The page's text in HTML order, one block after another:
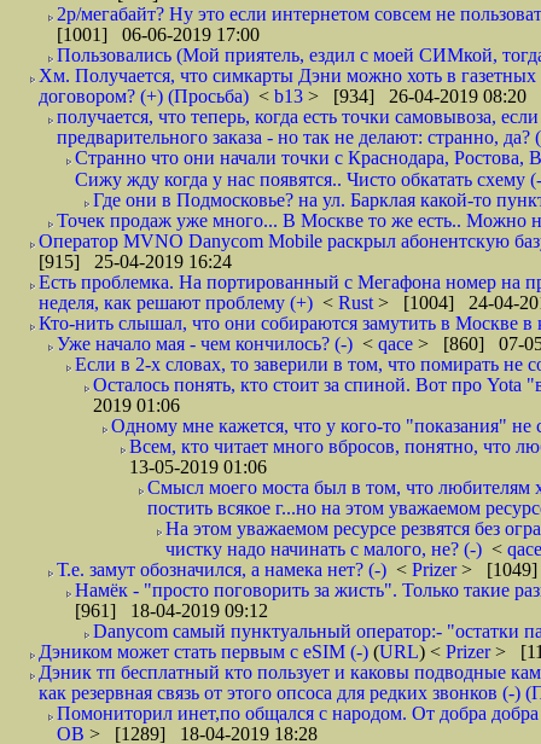
2р/мегабайт? Ну это если интернетом совсем не
[1001] 06-06-2019 17:00
Пользовались (Мой приятель, ездил с моей СИМкой,
Хм. Получается, что симкарты Дэни можно хоть в газетных
договором? (+) (Просьба) < b13 > [934] 26-04-2019 08:20
получается, что теперь, когда есть точки самовывоза,
предварительного заказа - но так не делают: странно, да?
Странно что они начали точки с Краснодара,
Сижу жду когда у нас появятся.. Чисто обкатать схему
Где они в Подмосковье? на ул. Барклая какой-то
Точек продаж уже много... В Москве то же есть.. Можно
Оператор MVNO Danycom Mobile раскрыл абонентскую
[915] 25-04-2019 16:24
Есть проблемка. На портированный с Мегафона номер на
неделя, как решают проблему (+) < Rust > [1004] 24-04-
Кто-нить слышал, что они собираются замутить в Москве в
Уже начало мая - чем кончилось? (-) < qace > [860] 07-
Если в 2-х словах, то заверили в том, что помирать не
Осталось понять, кто стоит за спиной. Вот про Yota
2019 01:06
Одному мне кажется, что у кого-то "показания" не
Всем, кто читает много вбросов, понятно, что
13-05-2019 01:06
Смысл моего моста был в том, что любителям
постить всякое г...но на этом уважаемом
На этом уважаемом ресурсе резвятся без
чистку надо начинать с малого, не? (-) <
Т.е. замут обозначился, а намека нет? (-) < Prizer> [1049]
Намёк - "просто поговорить за жисть". Только такие
[961] 18-04-2019 09:12
Danycom самый пунктуальный оператор:- "остатки
Дэником может стать первым с еSIM (-) (URL) < Prizer>
Дэник тп бесплатный кто пользует и каковы подводные
как резервная связь от этого опсоса для редких звонков (-)
Помониторил инет,по общался с народом. От добра
ОВ > [1289] 18-04-2019 18:28